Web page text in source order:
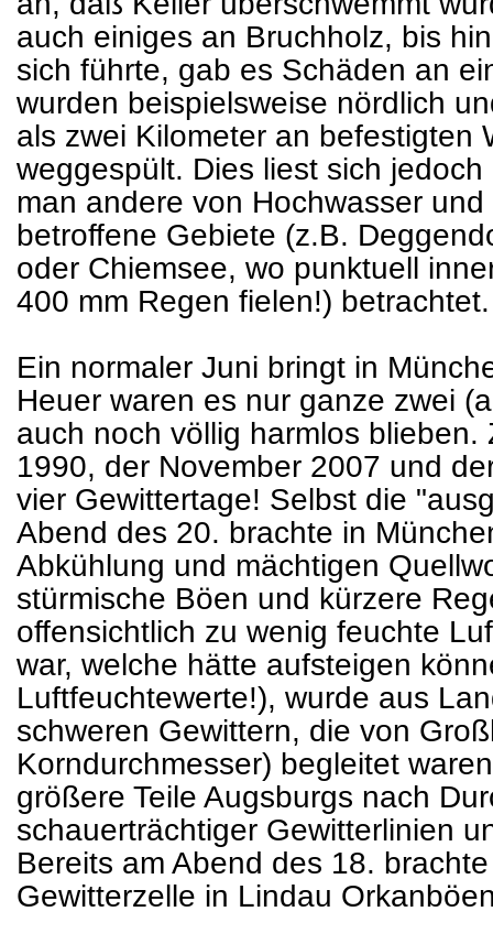
auch einiges an Bruchholz, bis
sich führte, gab es Schäden an
wurden beispielsweise nördlich
als zwei Kilometer an befestigten
weggespült. Dies liest sich
man andere von Hochwasser
betroffene Gebiete (z.B.
oder Chiemsee, wo punktuell
400 mm Regen fielen!) betrachtet.
Ein normaler Juni bringt in
Heuer waren es nur ganze zwei
auch noch völlig harmlos blieben.
1990, der November 2007 und
vier Gewittertage! Selbst die
Abend des 20. brachte in
Abkühlung und mächtigen
stürmische Böen und kürzere
offensichtlich zu wenig feuchte
war, welche hätte aufsteigen
Luftfeuchtewerte!), wurde aus
schweren Gewittern, die von
Korndurchmesser) begleitet
größere Teile Augsburgs nach
schauerträchtiger Gewitterlinien
Bereits am Abend des 18.
Gewitterzelle in Lindau